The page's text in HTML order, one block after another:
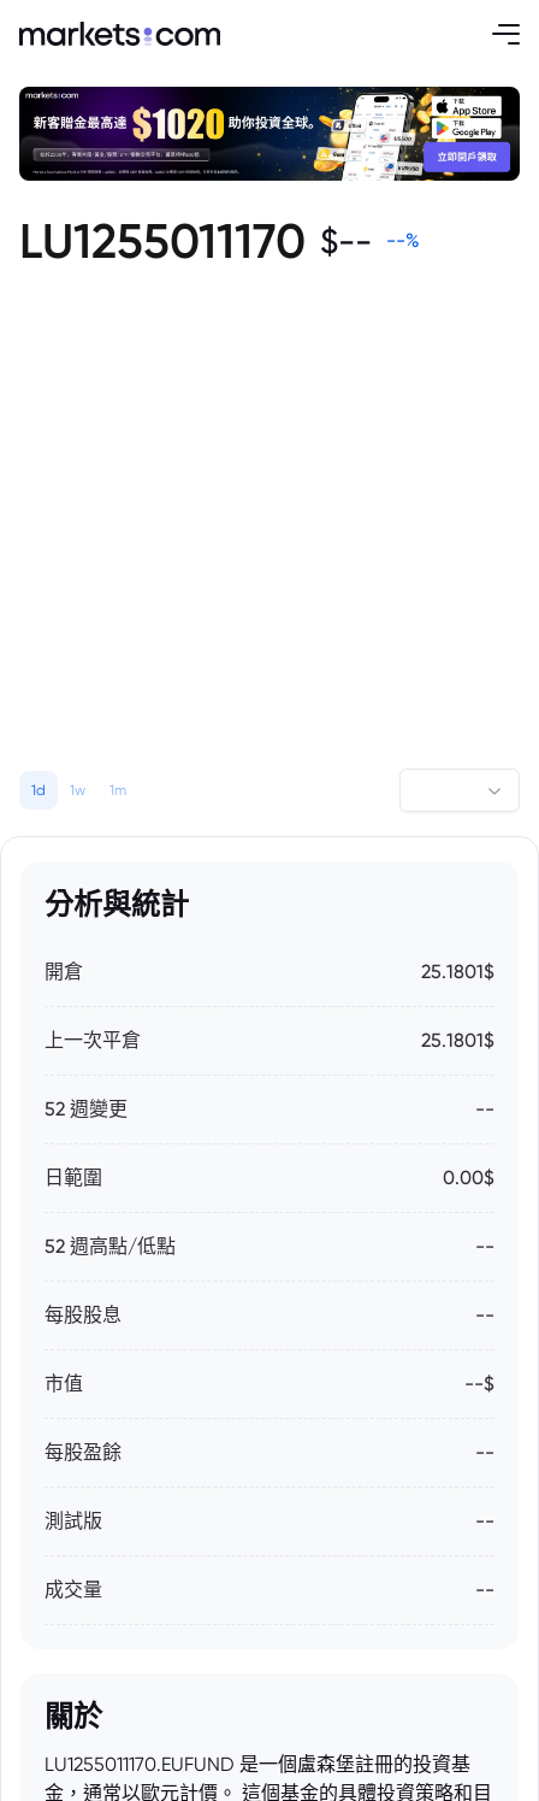
LU1255011170 $-- --%
1d 1w 1m
分析與統計
開倉 25.1801$
上一次平倉 25.1801$
52 週變更 --
日範圍 0.00$
52 週高點/低點 --
每股股息 --
市值 --$
每股盈餘 --
測試版 --
成交量 --
關於
LU1255011170.EUFUND 是一個盧森堡註冊的投資基
金，通常以歐元計價。 這個基金的具體投資策略和目